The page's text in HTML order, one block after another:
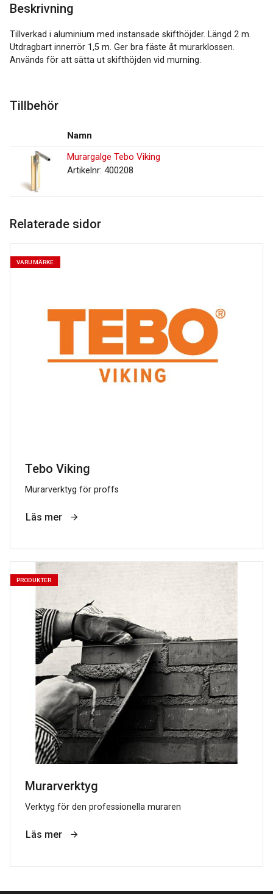
Beskrivning
Tillverkad i aluminium med instansade skifthöjder. Längd 2 m.
Utdragbart innerrör 1,5 m. Ger bra fäste åt murarklossen.
Används för att sätta ut skifthöjden vid murning.
Tillbehör
Namn
Murargalge Tebo Viking
Artikelnr: 400208
Relaterade sidor
VARUMÄRKE
Tebo Viking
Murarverktyg för proffs
Läs mer
PRODUKTER
Murarverktyg
Verktyg för den professionella muraren
Läs mer